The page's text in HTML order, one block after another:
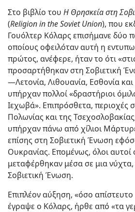
Στο βιβλίο του Η Θρησκεία στη
(Religion in the Soviet Union), που
Γουόλτερ Κόλαρς επισήμανε δύο
οποίους οφειλόταν αυτή η
πρώτος, ανέφερε, ήταν το ότι
προσαρτήθηκαν στη Σοβιετική
—Λετονία, Λιθουανία, Εσθονία
υπήρχαν πολλοί «δραστήριοι
Ιεχωβά». Επιπρόσθετα, περιοχές
Πολωνίας και της
υπήρχαν πάνω από χίλιοι
επίσης στη Σοβιετική Ένωση
Ουκρανίας. Επομένως, όλοι
μεταφέρθηκαν μέσα σε μια
Σοβιετική Ένωση.
Επιπλέον αύξηση, «όσο απίστευτο
έγραψε ο Κόλαρς, ήρθε από «τα